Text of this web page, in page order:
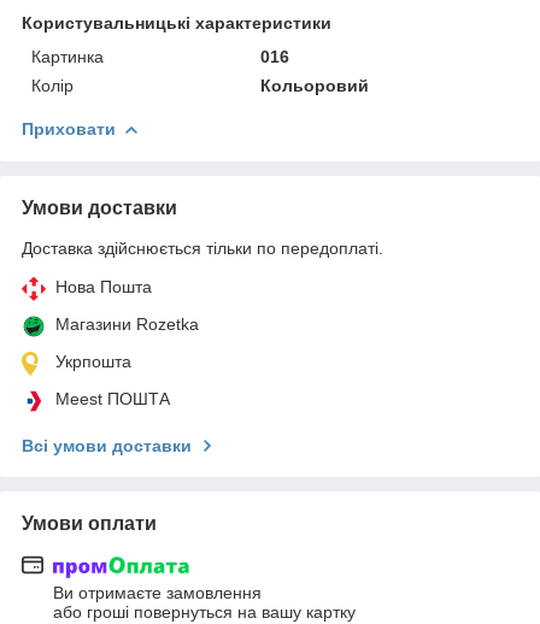
Користувальницькі характеристики
Картинка
016
Колір
Кольоровий
Приховати
Умови доставки
Доставка здійснюється тільки по передоплаті.
Нова Пошта
Магазини Rozetka
Укрпошта
Meest ПОШТА
Всі умови доставки
Умови оплати
Ви отримаєте замовлення
або гроші повернуться на вашу картку